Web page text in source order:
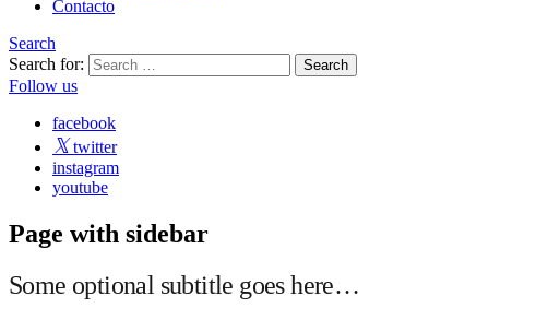
Contacto
Search
Search for:
Follow us
facebook
twitter
instagram
youtube
Page with sidebar
Some optional subtitle goes here…